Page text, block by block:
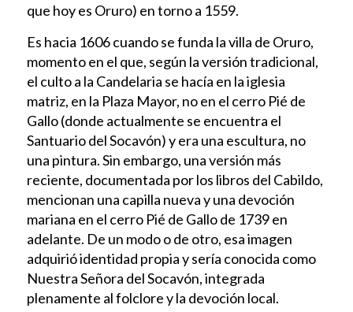
que hoy es Oruro) en torno a 1559.
Es hacia 1606 cuando se funda la villa de Oruro,
momento en el que, según la versión tradicional,
el culto a la Candelaria se hacía en la iglesia
matriz, en la Plaza Mayor, no en el cerro Pié de
Gallo (donde actualmente se encuentra el
Santuario del Socavón) y era una escultura, no
una pintura. Sin embargo, una versión más
reciente, documentada por los libros del Cabildo,
mencionan una capilla nueva y una devoción
mariana en el cerro Pié de Gallo de 1739 en
adelante. De un modo o de otro, esa imagen
adquirió identidad propia y sería conocida como
Nuestra Señora del Socavón, integrada
plenamente al folclore y la devoción local.